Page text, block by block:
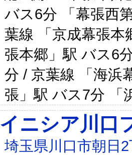
バス6分 「幕張西
葉線 「京成幕張本
張本郷」駅 バス6
分 / 京葉線 「海浜
張」駅 バス7分 「
イニシア川口
埼玉県川口市朝日